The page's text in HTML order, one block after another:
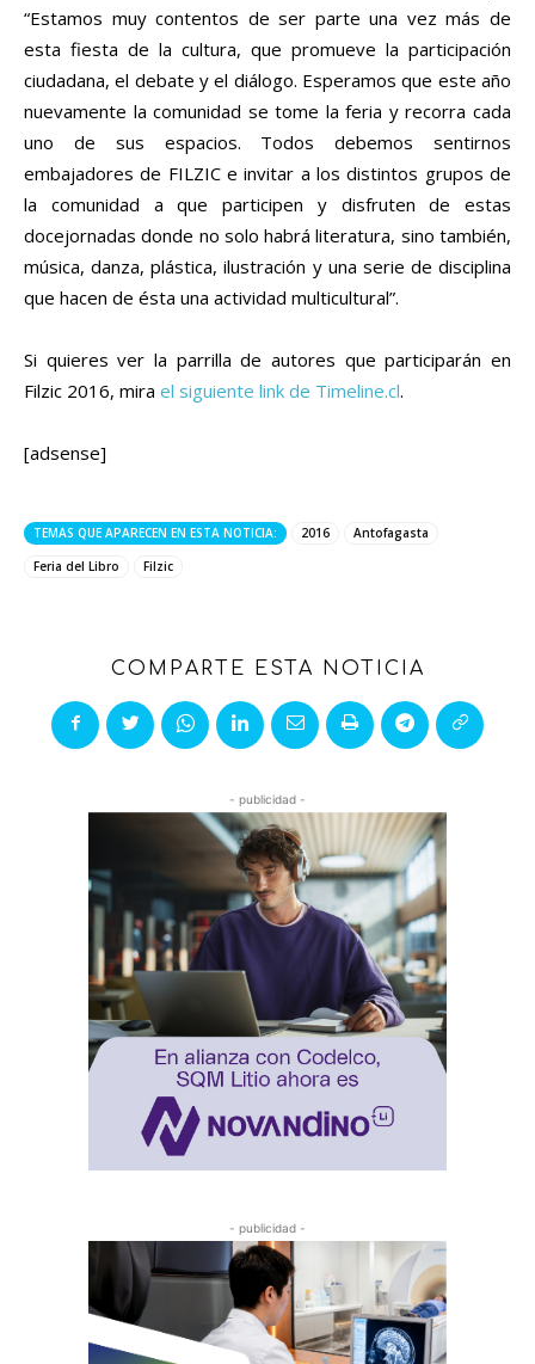
“Estamos muy contentos de ser parte una vez más de
esta fiesta de la cultura, que promueve la participación
ciudadana, el debate y el diálogo. Esperamos que este año
nuevamente la comunidad se tome la feria y recorra cada
uno de sus espacios. Todos debemos sentirnos
embajadores de FILZIC e invitar a los distintos grupos de
la comunidad a que participen y disfruten de estas
docejornadas donde no solo habrá literatura, sino también,
música, danza, plástica, ilustración y una serie de disciplina
que hacen de ésta una actividad multicultural”.
Si quieres ver la parrilla de autores que participarán en
Filzic 2016, mira el siguiente link de Timeline.cl.
[adsense]
TEMAS QUE APARECEN EN ESTA NOTICIA: 2016
Antofagasta
Feria del Libro
Filzic
COMPARTE ESTA NOTICIA
- publicidad -
- publicidad -